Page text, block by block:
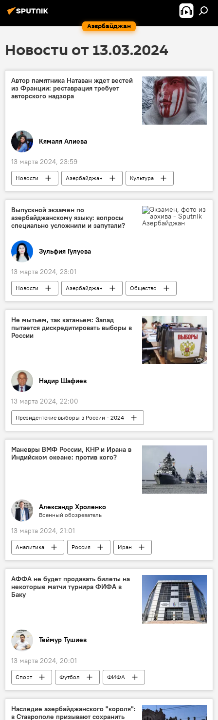
Азербайджан
Новости от 13.03.2024
Автор памятника Натаван ждет вестей
из Франции: реставрация требует
авторского надзора
Кямаля Алиева
13 марта 2024, 23:59
Новости Азербайджан
Культура
Скульптура
Фонд Гейдара Алиева
Франция
Хуршидбану Натаван
Поэзия
Вандализм
Выпускной экзамен по
азербайджанскому языку: вопросы
специально усложнили и запутали?
Зульфия Гулуева
13 марта 2024, 23:01
Новости Азербайджан
Общество
Образование
Экзамены
Государственный экзаменационный центр (ГЭЦ)
Азербайджанский язык
Не мытьем, так катаньем: Запад
пытается дискредитировать выборы в
России
Надир Шафиев
13 марта 2024, 22:00
Президентские выборы в России - 2024
Россия
Совет федерации РФ
Выборы
Президент
Политика
Запад
Латвия
Прибалтика
Эстония
Литва
Маневры ВМФ России, КНР и Ирана в
Индийском океане: против кого?
Александр Хроленко
Военный обозреватель
13 марта 2024, 21:01
Аналитика Россия
Иран
Китай
ВМФ России
Индийский океан
Вооружение
Ракеты
Тихий Океан
АФФА не будет продавать билеты на
некоторые матчи турнира ФИФА в
Баку
Теймур Тушиев
13 марта 2024, 20:01
Спорт Футбол
ФИФА
АФФА
Азербайджан
Турнир
Товарищеский матч
Наследие азербайджанского "короля":
в Ставрополе призывают сохранить